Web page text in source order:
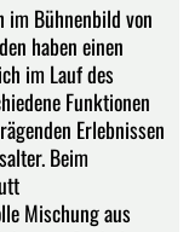
im Bühnenbild von
haben einen
im Lauf des
Funktionen
Erlebnissen
Beim
Mischung aus